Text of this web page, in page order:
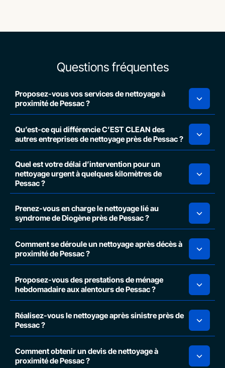
Questions fréquentes
Proposez-vous vos services de nettoyage à
proximité de Pessac ?
Qu’est-ce qui différencie C’EST CLEAN des
autres entreprises de nettoyage près de Pessac ?
Quel est votre délai d’intervention pour un
nettoyage urgent à quelques kilomètres de
Pessac ?
Prenez-vous en charge le nettoyage lié au
syndrome de Diogène près de Pessac ?
Comment se déroule un nettoyage après décès à
proximité de Pessac ?
Proposez-vous des prestations de ménage
hebdomadaire aux alentours de Pessac ?
Réalisez-vous le nettoyage après sinistre près de
Pessac ?
Comment obtenir un devis de nettoyage à
proximité de Pessac ?